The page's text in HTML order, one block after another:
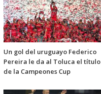
Un gol del uruguayo Federico
Pereira le da al Toluca el título
de la Campeones Cup